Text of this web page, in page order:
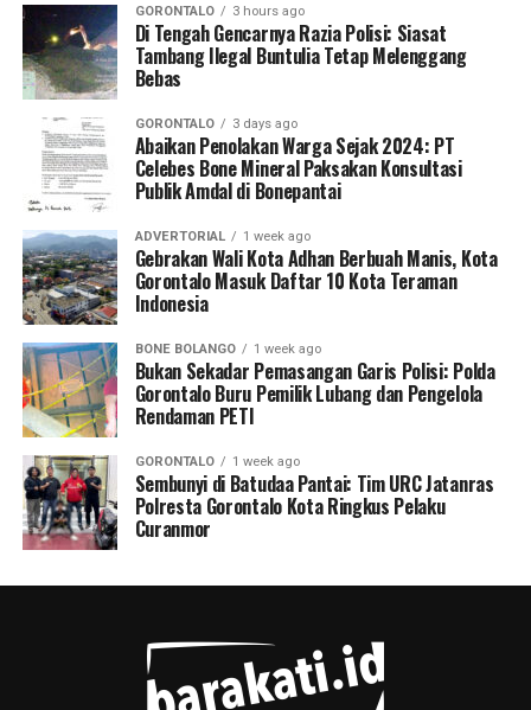
GORONTALO 3 hours ago
Di Tengah Gencarnya Razia Polisi: Siasat
Tambang Ilegal Buntulia Tetap Melenggang
Bebas
GORONTALO 3 days ago
Abaikan Penolakan Warga Sejak 2024: PT
Celebes Bone Mineral Paksakan Konsultasi
Publik Amdal di Bonepantai
ADVERTORIAL 1 week ago
Gebrakan Wali Kota Adhan Berbuah Manis, Kota
Gorontalo Masuk Daftar 10 Kota Teraman
Indonesia
BONE BOLANGO 1 week ago
Bukan Sekadar Pemasangan Garis Polisi: Polda
Gorontalo Buru Pemilik Lubang dan Pengelola
Rendaman PETI
GORONTALO 1 week ago
Sembunyi di Batudaa Pantai: Tim URC Jatanras
Polresta Gorontalo Kota Ringkus Pelaku
Curanmor